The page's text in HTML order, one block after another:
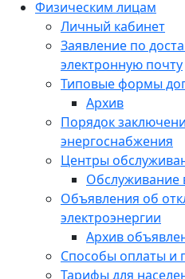
Физическим лицам
Личный кабинет
Заявление по
электронную почту
Типовые формы
Архив
Порядок
энергоснабжения
Центры
Обслуживание
Объявления об
электроэнергии
Архив
Способы оплаты и
Тарифы для